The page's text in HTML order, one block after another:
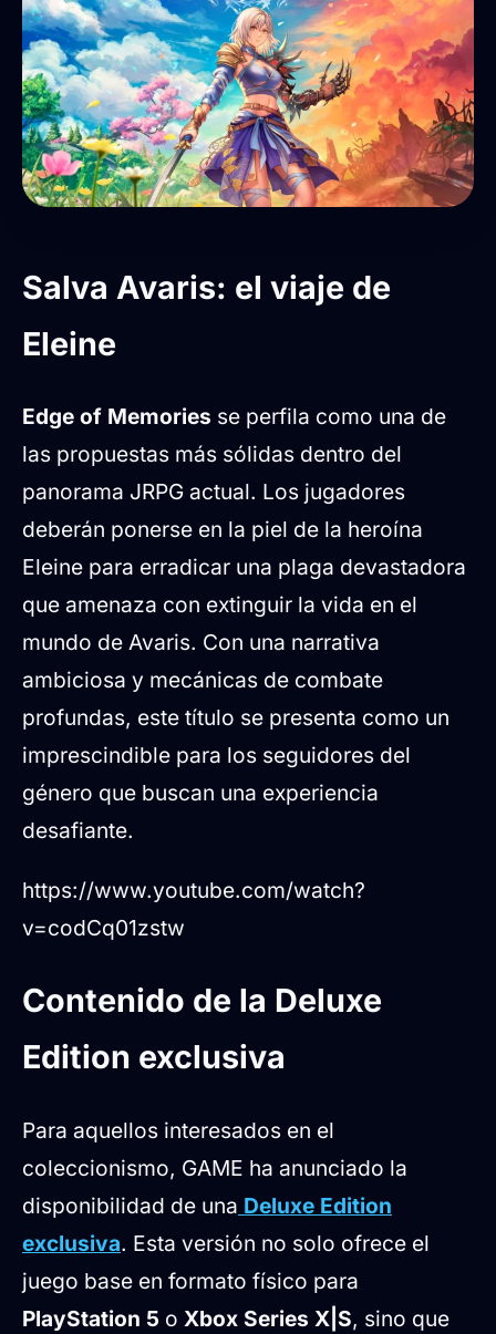
Salva Avaris: el viaje de
Eleine
Edge of Memories se perfila como una de
las propuestas más sólidas dentro del
panorama JRPG actual. Los jugadores
deberán ponerse en la piel de la heroína
Eleine para erradicar una plaga devastadora
que amenaza con extinguir la vida en el
mundo de Avaris. Con una narrativa
ambiciosa y mecánicas de combate
profundas, este título se presenta como un
imprescindible para los seguidores del
género que buscan una experiencia
desafiante.
https://www.youtube.com/watch?
v=codCq01zstw
Contenido de la Deluxe
Edition exclusiva
Para aquellos interesados en el
coleccionismo, GAME ha anunciado la
disponibilidad de una Deluxe Edition
exclusiva. Esta versión no solo ofrece el
juego base en formato físico para
PlayStation 5 o Xbox Series X|S, sino que